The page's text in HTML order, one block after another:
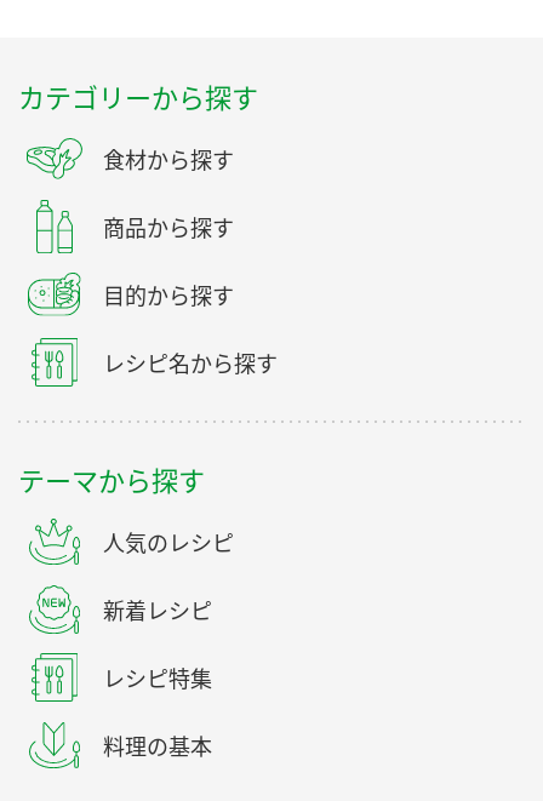
カテゴリーから探す
食材から探す
商品から探す
目的から探す
レシピ名から探す
テーマから探す
人気のレシピ
新着レシピ
レシピ特集
料理の基本